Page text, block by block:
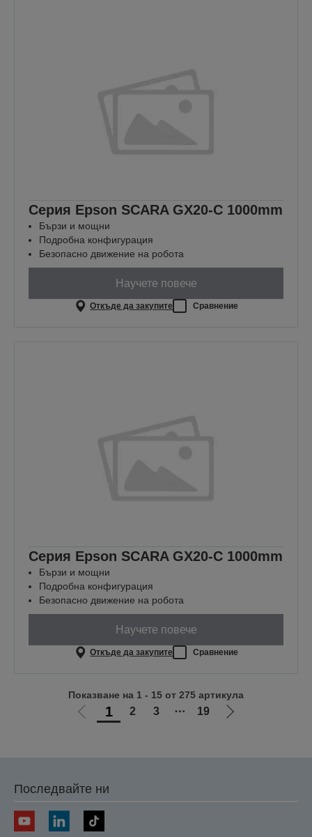
Серия Epson SCARA GX20-C 1000mm
Бързи и мощни
Подробна конфигурация
Безопасно движение на робота
Научете повече
Откъде да закупите Сравнение
Серия Epson SCARA GX20-C 1000mm
Бързи и мощни
Подробна конфигурация
Безопасно движение на робота
Научете повече
Откъде да закупите Сравнение
Отиди
1 2 3 ⋯ 19
Отиди
Показване на 1 - 15 от 275 артикула
Последвайте ни